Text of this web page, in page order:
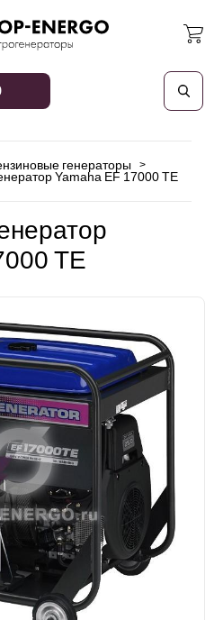
генераторы >
Yamaha EF 17000 TE
TE